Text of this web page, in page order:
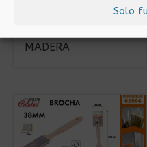
Solo
MADERA